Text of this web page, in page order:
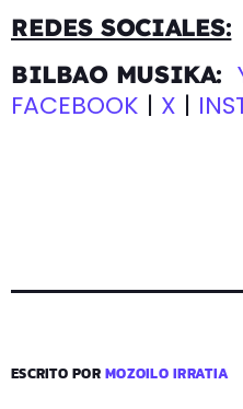
REDES SOCIALES:
BILBAO MUSIKA:
FACEBOOK | X |
ESCRITO PORMOZOILO IRRATIA